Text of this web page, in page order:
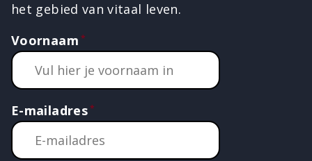
het gebied van vitaal leven.
Voornaam
E-mailadres